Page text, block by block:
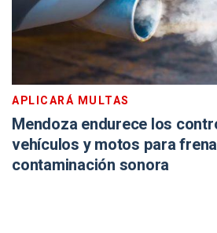
APLICARÁ MULTAS
Mendoza endurece los
vehículos y motos para
contaminación sonora